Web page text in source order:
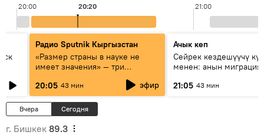
20:00 21:00
20:20
Радио Sputnik Кыргызстан
«Размер страны в науке не
имеет значения» — три
эксперта о сотрудничестве
России и Кыргызстана в
образовании и исследованиях
20:05 43 мин эфир
Ачык кеп
Сейрек кездешүүчү
менен: анын
21:05 43 мин
Вчера Сегодня
г. Бишкек 89.3